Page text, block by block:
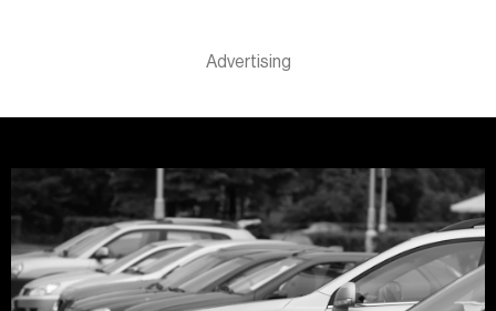
trenutku opozvati bez negativnih posledica.